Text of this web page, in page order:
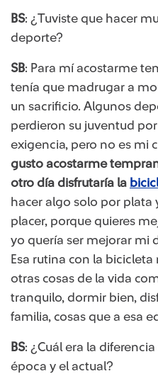
BS: ¿Tuviste que hacer
deporte?
SB: Para mí acostarme
tenía que madrugar a
un sacrificio. Algunos
perdieron su juventud
exigencia, pero no es mi
gusto acostarme
otro día disfrutaría la
hacer algo solo por
placer, porque quieres
yo quería ser mejorar mi
Esa rutina con la
otras cosas de la vida
tranquilo, dormir bien,
familia, cosas que a esa
BS: ¿Cuál era la
época y el actual?